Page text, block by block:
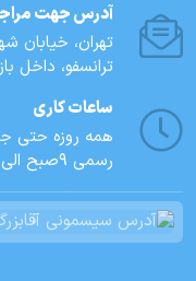
آدرس جهت
تهران، خيابان
ترانسفو، داخل
ساعات کاری
همه روزه حتی
رسمی 9صبح الی 7:30 بعد از ظهر